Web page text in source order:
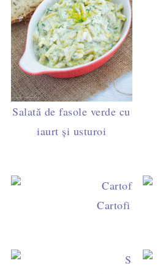
Salată de fasole verde cu
iaurt și usturoi
Cartofi noi la